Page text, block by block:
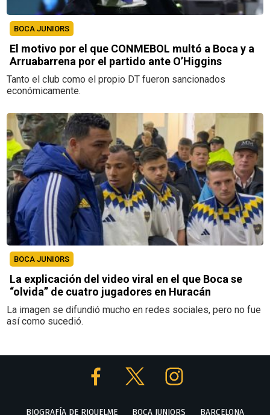
BOCA JUNIORS
El motivo por el que CONMEBOL multó a Boca y a
Arruabarrena por el partido ante O’Higgins
Tanto el club como el propio DT fueron sancionados
económicamente.
BOCA JUNIORS
La explicación del video viral en el que Boca se
“olvida” de cuatro jugadores en Huracán
La imagen se difundió mucho en redes sociales, pero no fue
así como sucedió.
BIOGRAFÍA DE RIQUELME BOCA JUNIORS BARCELONA